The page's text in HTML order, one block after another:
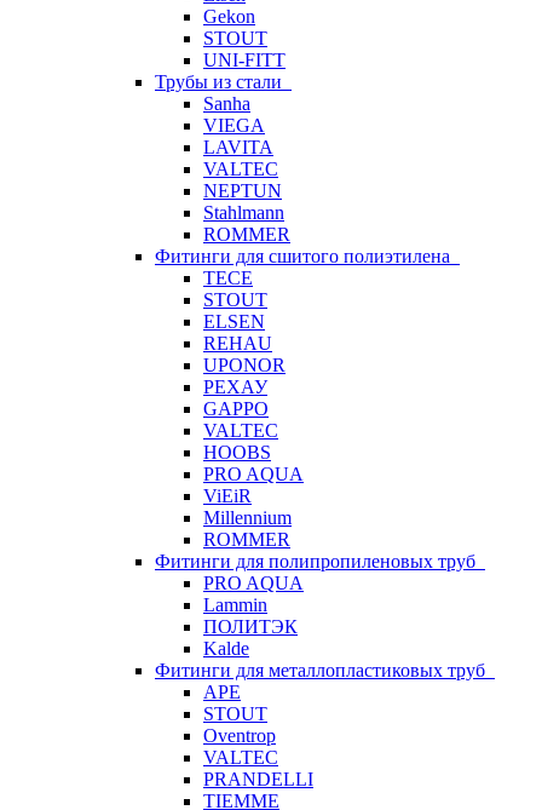
Gekon
STOUT
UNI-FITT
Трубы из стали
Sanha
VIEGA
LAVITA
VALTEC
NEPTUN
Stahlmann
ROMMER
Фитинги для сшитого полиэтилена
TECE
STOUT
ELSEN
REHAU
UPONOR
РЕХАУ
GAPPO
VALTEC
HOOBS
PRO AQUA
ViEiR
Millennium
ROMMER
Фитинги для полипропиленовых труб
PRO AQUA
Lammin
ПОЛИТЭК
Kalde
Фитинги для металлопластиковых труб
APE
STOUT
Oventrop
VALTEC
PRANDELLI
TIEMME